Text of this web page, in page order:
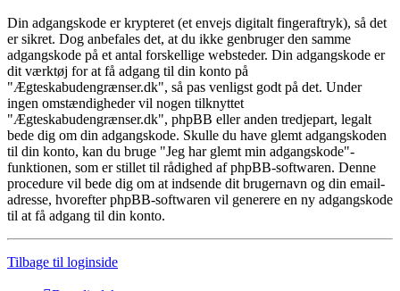
Din adgangskode er krypteret (et envejs digitalt fingeraftryk), så det
er sikret. Dog anbefales det, at du ikke genbruger den samme
adgangskode på et antal forskellige websteder. Din adgangskode er
dit værktøj for at få adgang til din konto på
"Ægteskabudengrænser.dk", så pas venligst godt på det. Under
ingen omstændigheder vil nogen tilknyttet
"Ægteskabudengrænser.dk", phpBB eller anden tredjepart, legalt
bede dig om din adgangskode. Skulle du have glemt adgangskoden
til din konto, kan du bruge "Jeg har glemt min adgangskode"-
funktionen, som er stillet til rådighed af phpBB-softwaren. Denne
procedure vil bede dig om at indsende dit brugernavn og din email-
adresse, hvorefter phpBB-softwaren vil generere en ny adgangskode
til at få adgang til din konto.
Tilbage til loginside